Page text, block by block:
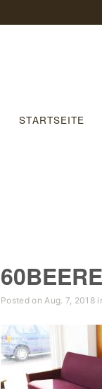
STARTSEITE
Posted on Aug. 7, 2018